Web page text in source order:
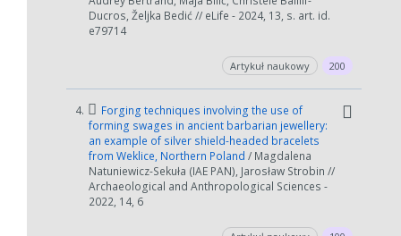
Ducros, Željka Bedić // eLife - 2024, 13, s. art. id.
e79714
Artykuł naukowy 200
4.
Forging techniques involving the use of
forming swages in ancient barbarian jewellery:
an example of silver shield-headed bracelets
from Weklice, Northern Poland / Magdalena
Natuniewicz-Sekuła (IAE PAN), Jarosław Strobin //
Archaeological and Anthropological Sciences -
2022, 14, 6